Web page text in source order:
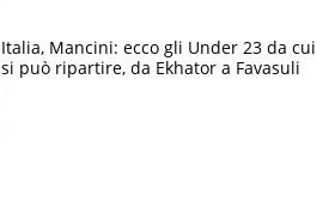
Italia, Mancini: ecco gli Under 23 da cui
si può ripartire, da Ekhator a Favasuli